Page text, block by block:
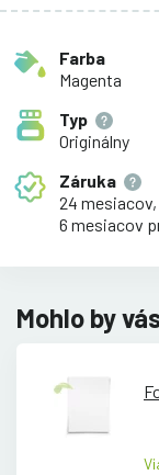
Farba
Magenta
Typ
Originálny
Záruka
24 mesiacov,
6 mesiacov
Mohlo by